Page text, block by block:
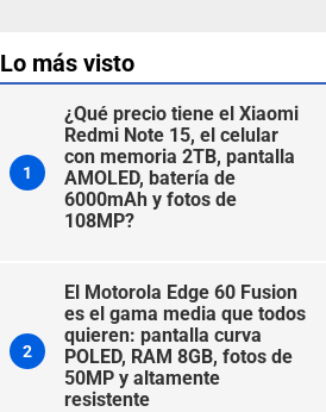
Lo más visto
1
¿Qué precio tiene el Xiaomi
Redmi Note 15, el celular
con memoria 2TB, pantalla
AMOLED, batería de
6000mAh y fotos de
108MP?
2
El Motorola Edge 60 Fusion
es el gama media que todos
quieren: pantalla curva
POLED, RAM 8GB, fotos de
50MP y altamente
resistente